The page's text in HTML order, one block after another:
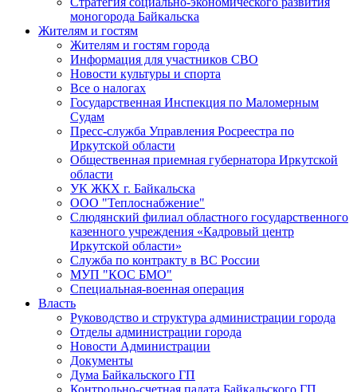
моногорода Байкальска
Жителям и гостям
Жителям и гостям города
Информация для участников СВО
Новости культуры и спорта
Все о налогах
Государственная Инспекция по Маломерным
Судам
Пресс-служба Управления Росреестра по
Иркутской области
Общественная приемная губернатора Иркутской
области
УК ЖКХ г. Байкальска
ООО "Теплоснабжение"
Слюдянский филиал областного государственного
казенного учреждения «Кадровый центр
Иркутской области»
Служба по контракту в ВС России
МУП "КОС БМО"
Специальная-военная операция
Власть
Руководство и структура администрации города
Отделы администрации города
Новости Администрации
Документы
Дума Байкальского ГП
Контрольно-счетная палата Байкальского ГП